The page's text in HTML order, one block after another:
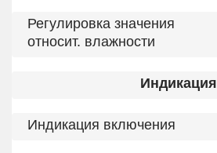
Регулировка значения
относит. влажности
Индикация
Индикация включения